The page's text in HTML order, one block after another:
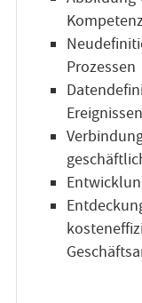
Prozessen
Ereignissen